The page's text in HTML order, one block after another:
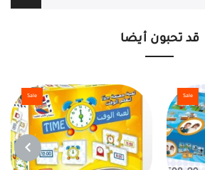
قد تحبون أيضا
Sale
Sale